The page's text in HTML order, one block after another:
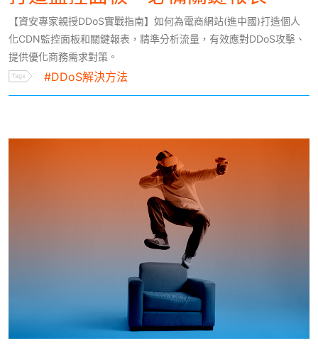
【資安專家親授DDoS實戰指南】如何為電商網站(進中國)打造個人
化CDN監控面板和關鍵報表，精準分析流量，有效應對DDoS攻擊、
提供優化商務需求對策。
#DDoS解決方法